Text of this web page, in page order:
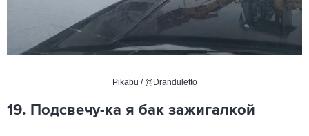
Pikabu / @Dranduletto
19. Подсвечу-ка я бак зажигалкой